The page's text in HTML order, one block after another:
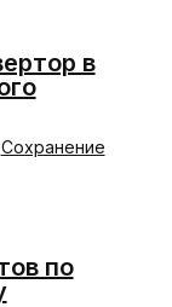
в
Сохранение
по